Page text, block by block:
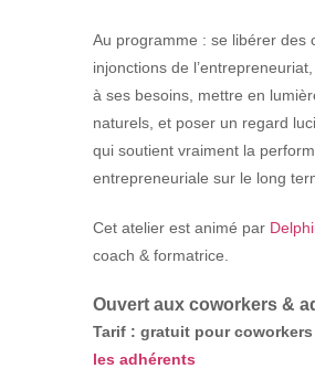
Au programme : se libérer des
injonctions de
à ses besoins, mettre en
naturels, et poser un regard
qui soutient vraiment la
entrepreneuriale sur le long
Cet atelier est animé par
coach & formatrice.
Ouvert aux coworkers &
Tarif : gratuit pour
les adhérents